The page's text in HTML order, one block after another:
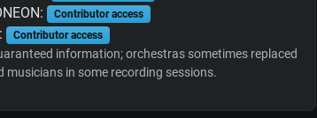
Contributor access
Contributor access
information; orchestras sometimes replaced
musicians in some recording sessions.